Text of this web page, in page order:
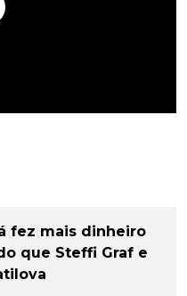
fez mais dinheiro
que Steffi Graf e